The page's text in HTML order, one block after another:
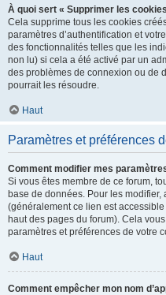
À quoi sert « Supprimer les
Cela supprime tous les cookies
paramètres d’authentification et
des fonctionnalités telles que les
non lu) si cela a été activé par un
des problèmes de connexion ou de
pourrait les résoudre.
Haut
Paramètres et préférences
Comment modifier mes
Si vous êtes membre de ce forum,
base de données. Pour les modifier,
(généralement ce lien est
haut des pages du forum). Cela
paramètres et préférences de votre
Haut
Comment empêcher mon nom